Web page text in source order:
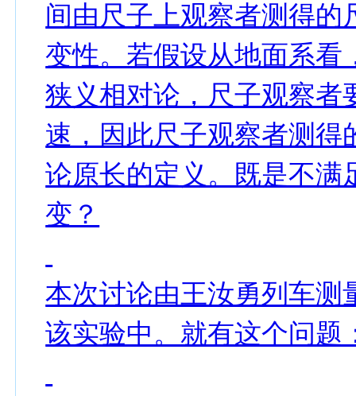
间由尺子上观察者测得的
变性。若假设从地面系看
狭义相对论，尺子观察者
速，因此尺子观察者测得
论原长的定义。既是不满
变？
本次讨论由王汝勇列车测
该实验中。就有这个问题